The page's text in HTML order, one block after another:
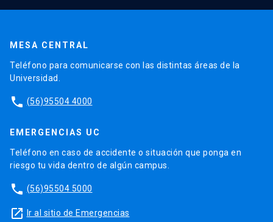
MESA CENTRAL
Teléfono para comunicarse con las distintas áreas de la
Universidad.
phone (56)95504 4000
EMERGENCIAS UC
Teléfono en caso de accidente o situación que ponga en
riesgo tu vida dentro de algún campus.
phone (56)95504 5000
launch Ir al sitio de Emergencias